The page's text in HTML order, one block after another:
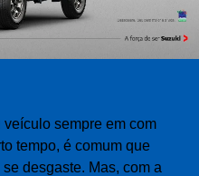
sempre em com
tempo, é comum que
desgaste. Mas, com a